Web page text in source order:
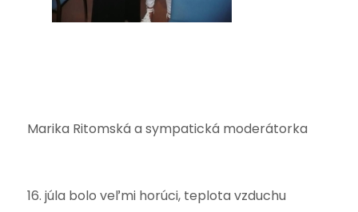
Marika Ritomská a sympatická moderátorka
16. júla bolo veľmi horúci, teplota vzduchu